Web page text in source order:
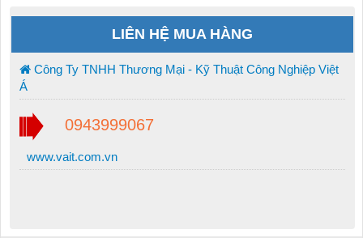
LIÊN HỆ MUA HÀNG
Công Ty TNHH Thương Mại - Kỹ Thuật Công Nghiệp Việt
Á
0943999067
www.vait.com.vn